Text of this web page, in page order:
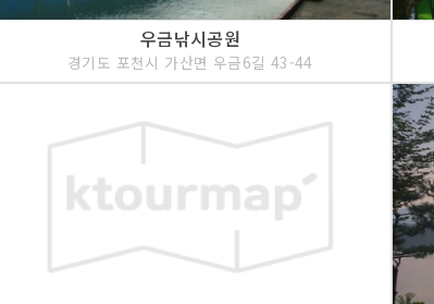
우금낚시공원
경기도 포천시 가산면 우금6길 43-44